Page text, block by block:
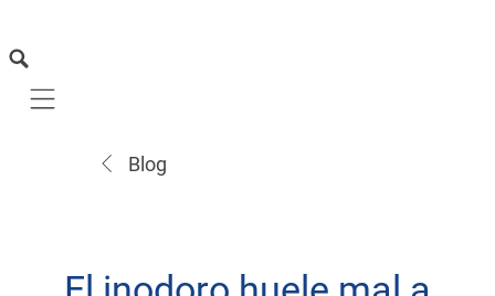
Mobile navigation
Blog